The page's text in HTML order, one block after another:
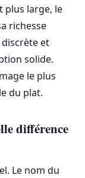
plus large, le
richesse
et
solide.
le plus
du plat.
différence
Le nom du